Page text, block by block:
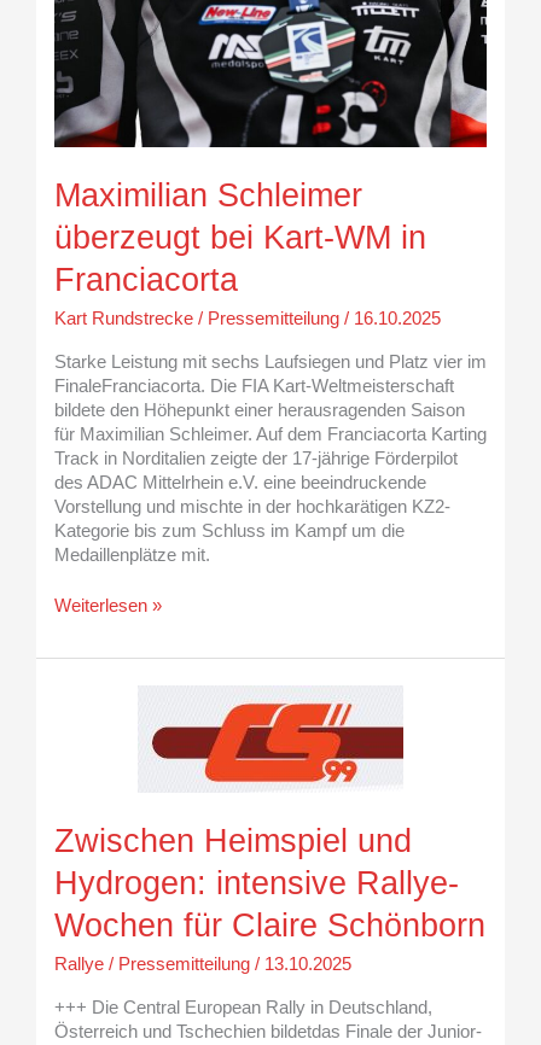
Maximilian Schleimer
überzeugt bei Kart-WM in
Franciacorta
Kart Rundstrecke/ Pressemitteilung / 16.10.2025
Starke Leistung mit sechs Laufsiegen und Platz vier im
FinaleFranciacorta. Die FIA Kart-Weltmeisterschaft
bildete den Höhepunkt einer herausragenden Saison
für Maximilian Schleimer. Auf dem Franciacorta Karting
Track in Norditalien zeigte der 17-jährige Förderpilot
des ADAC Mittelrhein e.V. eine beeindruckende
Vorstellung und mischte in der hochkarätigen KZ2-
Kategorie bis zum Schluss im Kampf um die
Medaillenplätze mit.
Weiterlesen »
Zwischen Heimspiel und
Hydrogen: intensive Rallye-
Wochen für Claire Schönborn
Rallye/ Pressemitteilung / 13.10.2025
+++ Die Central European Rally in Deutschland,
Österreich und Tschechien bildetdas Finale der Junior-
Wochen
Claire
Schönborn